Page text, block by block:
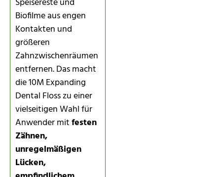
Biofilme aus engen
Kontakten und
größeren
Zahnzwischenräumen
entfernen. Das macht
die 10M Expanding
Dental Floss zu einer
vielseitigen Wahl für
Anwender mitfesten
Zähnen,
unregelmäßigen
Lücken,